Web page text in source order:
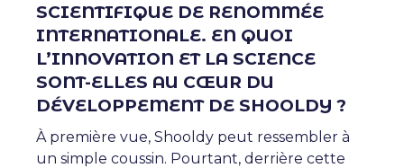
SCIENTIFIQUE DE RENOMMÉE
INTERNATIONALE. EN QUOI
L’INNOVATION ET LA SCIENCE
SONT-ELLES AU CŒUR DU
DÉVELOPPEMENT DE SHOOLDY ?
À première vue, Shooldy peut ressembler à
un simple coussin. Pourtant, derrière cette